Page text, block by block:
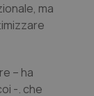
ma
– ha
-. che